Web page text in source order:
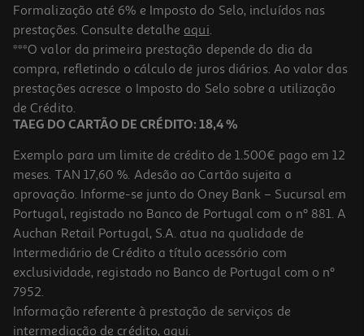
Pensos Higiénicos Evax Cottonlike Normal Alas 64
0.14 €/un
8,79 €
Formalização até 6% e Imposto do Selo, incluídos nas
prestações. Consulte detalhe aqui.
***O valor da primeira prestação depende do dia da
compra, refletindo o cálculo de juros diários. Ao valor das
prestações acresce o Imposto do Selo sobre a utilização
de Crédito.
TAEG DO CARTÃO DE CRÉDITO: 18,4 %
Exemplo para um limite de crédito de 1.500€ pago em 12
meses. TAN 17,60 %. Adesão ao Cartão sujeita a
aprovação. Informe-se junto do Oney Bank – Sucursal em
Portugal, registado no Banco de Portugal com o nº 881. A
Auchan Retail Portugal, S.A. atua na qualidade de
Intermediário de Crédito a título acessório com
exclusividade, registado no Banco de Portugal com o nº
7952.
Informação referente à prestação de serviços de
intermediação de crédito, aqui.